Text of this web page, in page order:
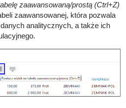
zaawansowaną/prostą (Ctrl+Z)
zaawansowanej, która pozwala
analitycznych, a także ich